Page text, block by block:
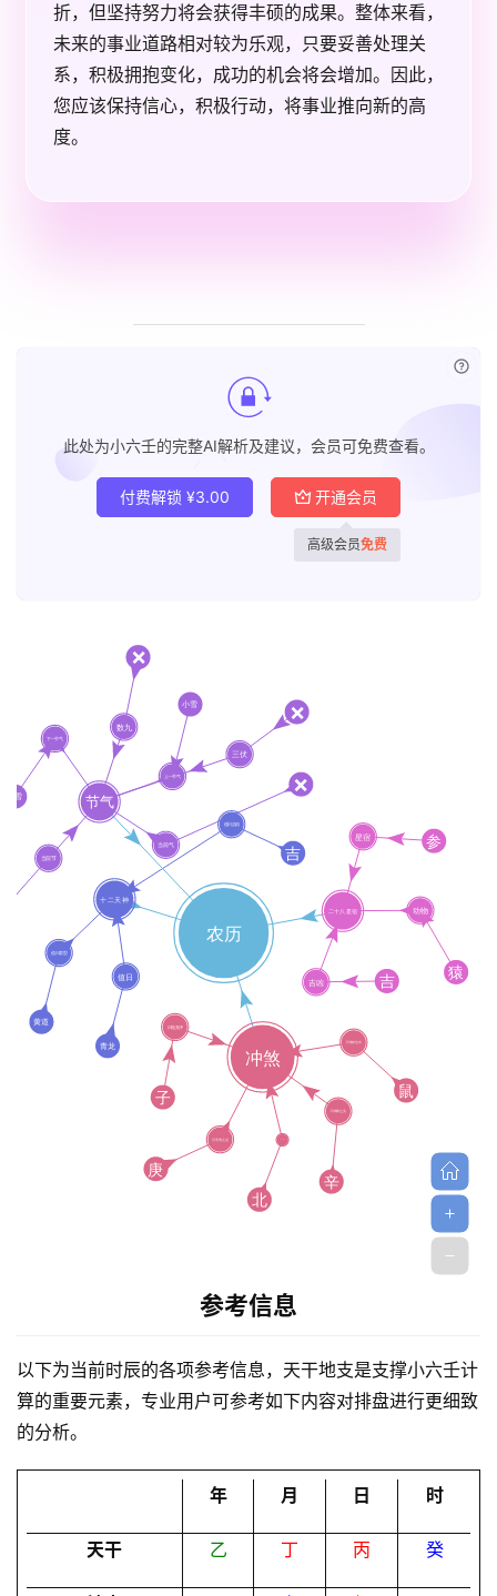
黄
折，但坚持努力将会获得丰硕的成果。整体来看，
未来的事业道路相对较为乐观，只要妥善处理关
系，积极拥抱变化，成功的机会将会增加。因此，
您应该保持信心，积极行动，将事业推向新的高
度。
此处为小六壬的完整AI解析及建议，会员可免费查看。
付费解锁 ¥3.00 开通会员
高级会员免费
参考信息
以下为当前时辰的各项参考信息，天干地支是支撑小六壬计
算的重要元素，专业用户可参考如下内容对排盘进行更细致
的分析。
年 月 日 时
天干 乙 丁 丙 癸